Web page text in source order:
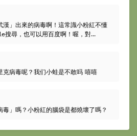
漢」出來的病毒啊！這常識小粉紅不懂
搜尋，也可以用百度啊！喔，對...
克病毒呢？我们小蛙是不敢吗 嘻嘻
毒」嗎？小粉紅的腦袋是都燒壞了嗎？